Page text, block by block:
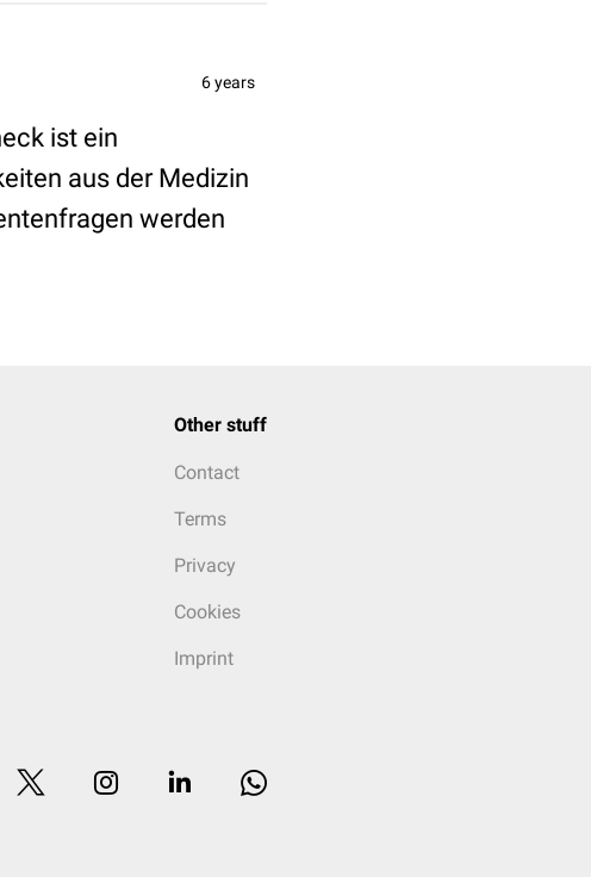
6 years
ist ein
aus der Medizin
werden
Other stuff
Contact
Terms
Privacy
Cookies
Imprint